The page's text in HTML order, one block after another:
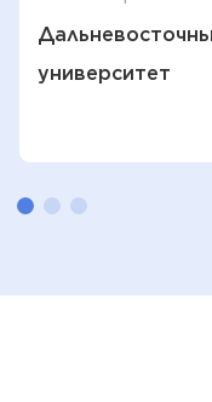
университет